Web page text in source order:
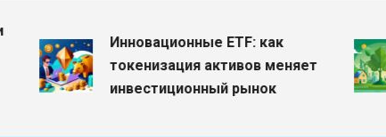
Инновационные ETF: как
токенизация активов меняет
инвестиционный рынок